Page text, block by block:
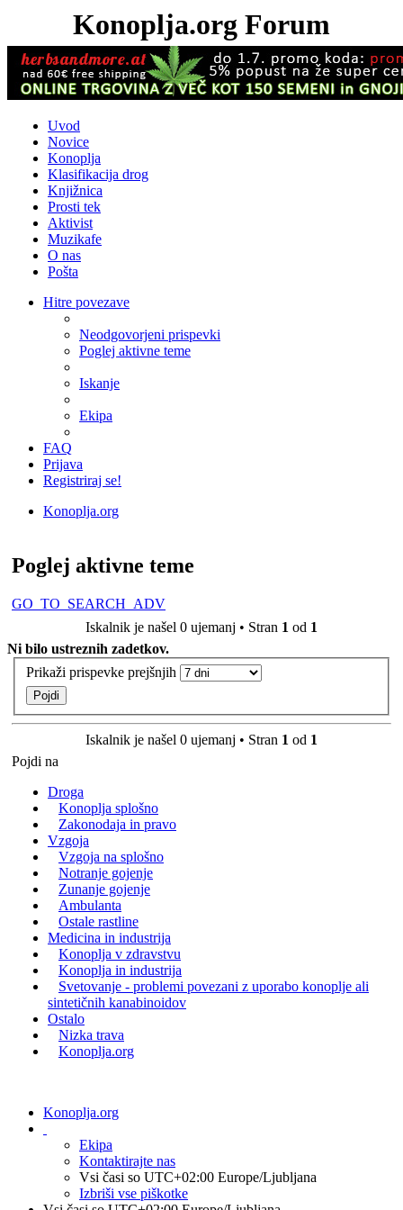
Konoplja.org Forum
Uvod
Novice
Konoplja
Klasifikacija drog
Knjižnica
Prosti tek
Aktivist
Muzikafe
O nas
Pošta
Hitre povezave
Neodgovorjeni prispevki
Poglej aktivne teme
Iskanje
Ekipa
FAQ
Prijava
Registriraj se!
Konoplja.org
Poglej aktivne teme
GO_TO_SEARCH_ADV
Iskalnik je našel 0 ujemanj • Stran 1 od 1
Ni bilo ustreznih zadetkov.
Prikaži prispevke prejšnjih
Iskalnik je našel 0 ujemanj • Stran 1 od 1
Pojdi na
Droga
Konoplja splošno
Zakonodaja in pravo
Vzgoja
Vzgoja na splošno
Notranje gojenje
Zunanje gojenje
Ambulanta
Ostale rastline
Medicina in industrija
Konoplja v zdravstvu
Konoplja in industrija
Svetovanje - problemi povezani z uporabo konoplje ali
sintetičnih kanabinoidov
Ostalo
Nizka trava
Konoplja.org
Konoplja.org
Ekipa
Kontaktirajte nas
Vsi časi so UTC+02:00 Europe/Ljubljana
Izbriši vse piškotke